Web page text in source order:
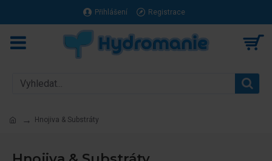
Přihlášení Registrace
Hnojiva & Substráty